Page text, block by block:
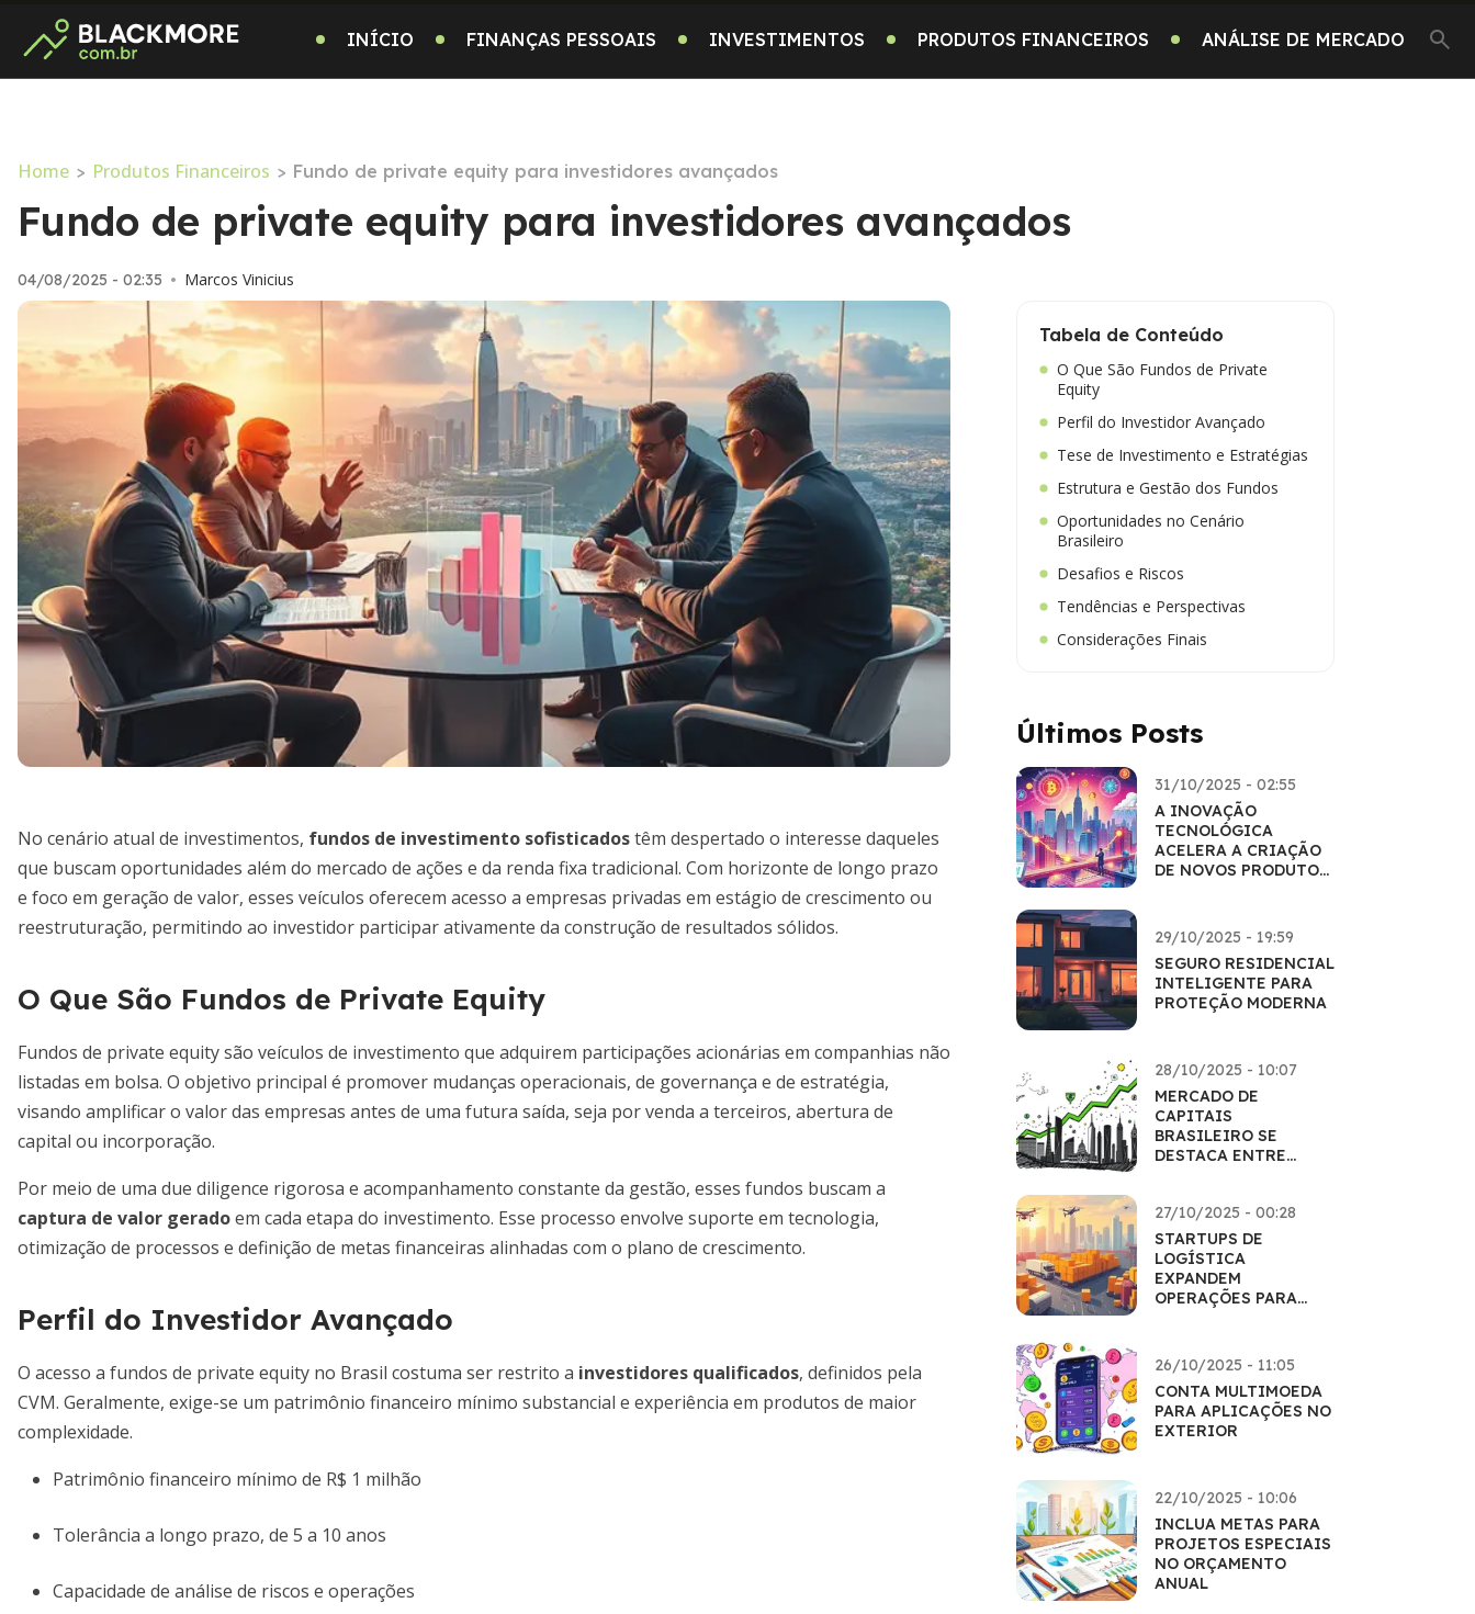
INÍCIO FINANÇAS PESSOAIS INVESTIMENTOS PRODUTOS FINANCEIROS ANÁLISE DE MERCADO
Home > Produtos Financeiros > Fundo de private equity para investidores avançados
Fundo de private equity para investidores avançados
04/08/2025 - 02:35 • Marcos Vinicius
No cenário atual de investimentos, fundos de investimento sofisticadostêm despertado o interesse daqueles
que buscam oportunidades além do mercado de ações e da renda fixa tradicional. Com horizonte de longo prazo
e foco em geração de valor, esses veículos oferecem acesso a empresas privadas em estágio de crescimento ou
reestruturação, permitindo ao investidor participar ativamente da construção de resultados sólidos.
O Que São Fundos de Private Equity
Fundos de private equity são veículos de investimento que adquirem participações acionárias em companhias não
listadas em bolsa. O objetivo principal é promover mudanças operacionais, de governança e de estratégia,
visando amplificar o valor das empresas antes de uma futura saída, seja por venda a terceiros, abertura de
capital ou incorporação.
Por meio de uma due diligence rigorosa e acompanhamento constante da gestão, esses fundos buscam a
captura de valor geradoem cada etapa do investimento. Esse processo envolve suporte em tecnologia,
otimização de processos e definição de metas financeiras alinhadas com o plano de crescimento.
Perfil do Investidor Avançado
O acesso a fundos de private equity no Brasil costuma ser restrito a investidores qualificados, definidos pela
CVM. Geralmente, exige-se um patrimônio financeiro mínimo substancial e experiência em produtos de maior
complexidade.
Patrimônio financeiro mínimo de R$ 1 milhão
Tolerância a longo prazo, de 5 a 10 anos
Capacidade de análise de riscos e operações
Tabela de Conteúdo
O Que São Fundos de Private
Equity
Perfil do Investidor Avançado
Tese de Investimento e Estratégias
Estrutura e Gestão dos Fundos
Oportunidades no Cenário
Brasileiro
Desafios e Riscos
Tendências e Perspectivas
Considerações Finais
Últimos Posts
31/10/2025 - 02:55
A INOVAÇÃO
TECNOLÓGICA
ACELERA A CRIAÇÃO
DE NOVOS PRODUTOS
29/10/2025 - 19:59
SEGURO RESIDENCIAL
INTELIGENTE PARA
PROTEÇÃO MODERNA
28/10/2025 - 10:07
MERCADO DE
CAPITAIS
BRASILEIRO SE
DESTACA ENTRE
27/10/2025 - 00:28
STARTUPS DE
LOGÍSTICA
EXPANDEM
OPERAÇÕES PARA
26/10/2025 - 11:05
CONTA MULTIMOEDA
PARA APLICAÇÕES NO
EXTERIOR
22/10/2025 - 10:06
INCLUA METAS PARA
PROJETOS ESPECIAIS
NO ORÇAMENTO
ANUAL